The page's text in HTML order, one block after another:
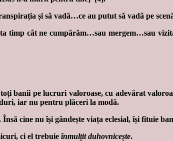
și să vadă…ce au putut să vadă pe
timp cât ne cumpărăm…sau mergem…sau
banii pe lucruri valoroase, cu adevărat
iar nu pentru plăceri la modă.
cine nu își gândește viața eclesial, își fituie
ci el trebuie înmulțit duhovnicește.